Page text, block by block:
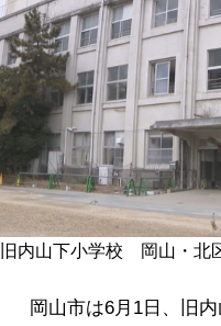
旧内山下小学校 岡山・北
岡山市は6月1日、旧